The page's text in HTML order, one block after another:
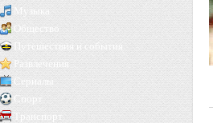
Музыка
Общество
Путешествия и события
Развлечения
Сериалы
Спорт
Транспорт